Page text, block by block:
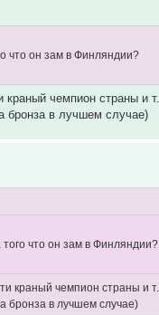
что он зам в Финляндии?
чемпион страны и
бронза в лучшем случае)
что он зам в Финляндии?
краный чемпион страны и
бронза в лучшем случае)